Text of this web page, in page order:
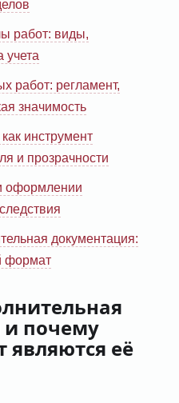
работ: виды,
учета
работ: регламент,
значимость
инструмент
и прозрачности
оформлении
документация:
формат
почему
её